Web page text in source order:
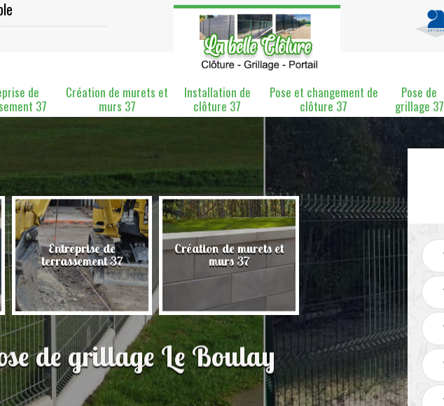
de
37
Création de murets et
murs 37
Installation de
clôture 37
Pose et changement de
clôture 37
Pose de
grillage 37
Entreprise de
terrassement 37
Création de murets et
murs 37
Installation de clôture
37
de grillage Le Boulay